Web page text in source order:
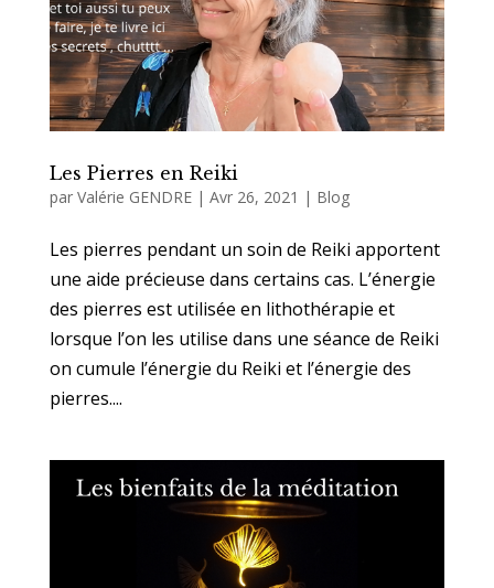
Les Pierres en Reiki
par Valérie GENDRE| Avr 26, 2021 | Blog
Les pierres pendant un soin de Reiki apportent
une aide précieuse dans certains cas. L’énergie
des pierres est utilisée en lithothérapie et
lorsque l’on les utilise dans une séance de Reiki
on cumule l’énergie du Reiki et l’énergie des
pierres....